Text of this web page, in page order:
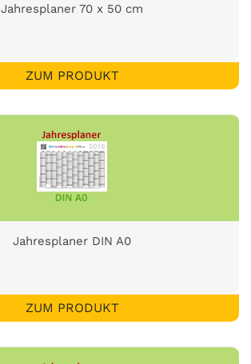
Jahresplaner 70 x 50 cm
ZUM PRODUKT
Jahresplaner DIN A0
ZUM PRODUKT